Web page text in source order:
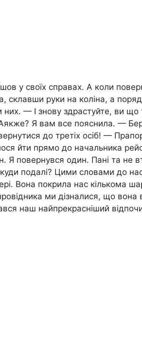
у своїх справах. А коли
склавши руки на коліна, а
них. — І знову здрастуйте, ви що
Я вам все пояснила. —
до третіх осіб! —
йти прямо до начальника
Я повернувся один. Пані та не
подалі? Цими словами до
Вона покрила нас кількома
ми дізналися, що вона
наш найпрекрасніший